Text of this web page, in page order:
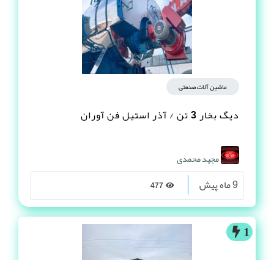
ماشین آلات صنعتی
دیگ بخار 3 تن / آذر استیل فن آوران
مجید محمدی
9 ماه پیش
1